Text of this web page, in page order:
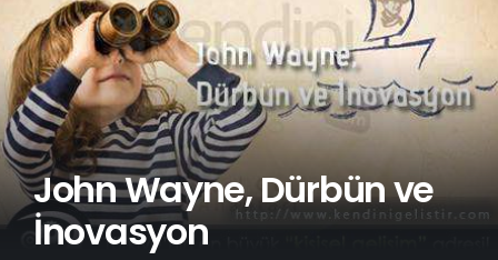
John Wayne, Dürbün ve
İnovasyon